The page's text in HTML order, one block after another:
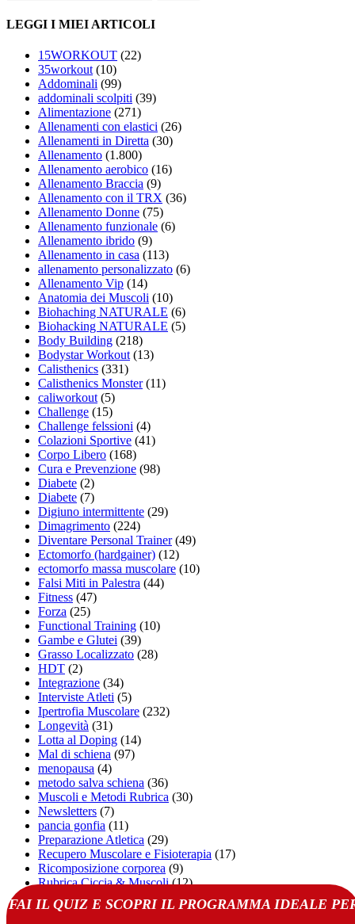
LEGGI I MIEI ARTICOLI
15WORKOUT (22)
35workout (10)
Addominali (99)
addominali scolpiti (39)
Alimentazione (271)
Allenamenti con elastici (26)
Allenamenti in Diretta (30)
Allenamento (1.800)
Allenamento aerobico (16)
Allenamento Braccia (9)
Allenamento con il TRX (36)
Allenamento Donne (75)
Allenamento funzionale (6)
Allenamento ibrido (9)
Allenamento in casa (113)
allenamento personalizzato (6)
Allenamento Vip (14)
Anatomia dei Muscoli (10)
Biohaching NATURALE (6)
Biohacking NATURALE (5)
Body Building (218)
Bodystar Workout (13)
Calisthenics (331)
Calisthenics Monster(11)
caliworkout (5)
Challenge (15)
Challenge felssioni (4)
Colazioni Sportive (41)
Corpo Libero (168)
Cura e Prevenzione (98)
Diabete (2)
Diabete (7)
Digiuno intermittente (29)
Dimagrimento (224)
Diventare Personal Trainer(49)
Ectomorfo (hardgainer) (12)
ectomorfo massa muscolare (10)
Falsi Miti in Palestra (44)
Fitness (47)
Forza (25)
Functional Training (10)
Gambe e Glutei (39)
Grasso Localizzato (28)
HDT (2)
Integrazione (34)
Interviste Atleti (5)
Ipertrofia Muscolare (232)
Longevità (31)
Lotta al Doping (14)
Mal di schiena (97)
menopausa (4)
metodo salva schiena (36)
Muscoli e Metodi Rubrica (30)
Newsletters (7)
pancia gonfia (11)
Preparazione Atletica (29)
Recupero Muscolare e Fisioterapia (17)
Ricomposizione corporea (9)
Rubrica Ciccia & Muscoli(12)
Salute(57)
Scheda d'allenamento casa(25)
FAI IL QUIZ E SCOPRI IL PROGRAMMA IDEALE